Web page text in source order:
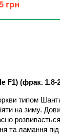
грн
F1) (фрак.
типом
на зиму.
та ламання